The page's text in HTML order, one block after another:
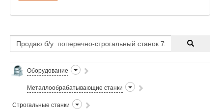
Оборудование
Металлообрабатывающие станки
Строгальные станки